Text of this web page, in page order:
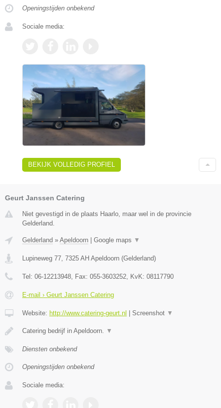
Openingstijden onbekend
Sociale media:
BEKIJK VOLLEDIG PROFIEL
Geurt Janssen Catering
Niet gevestigd in de plaats Haarlo, maar wel in de provincie
Gelderland.
Gelderland » Apeldoorn Google maps ▼
Lupineweg 77, 7325 AH Apeldoorn (Gelderland)
Tel: 06-12213948, Fax: 055-3603252, KvK: 08117790
E-mail › Geurt Janssen Catering
Website: http://www.catering-geurt.nl Screenshot ▼
Catering bedrijf in Apeldoorn. ▼
Diensten onbekend
Openingstijden onbekend
Sociale media: